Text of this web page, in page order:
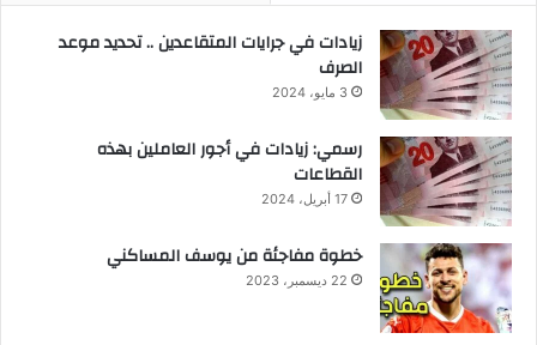
زيادات في جرايات المتقاعدين .. تحديد موعد
الصرف
3 مايو، 2024
رسمي: زيادات في أجور العاملين بهذه
القطاعات
17 أبريل، 2024
خطوة مفاجئة من يوسف المساكني
22 ديسمبر، 2023